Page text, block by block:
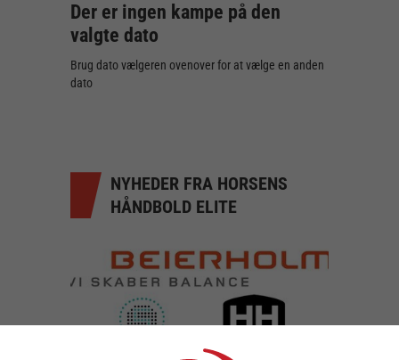
Der er ingen kampe på den
valgte dato
Brug dato vælgeren ovenover for at vælge en anden
dato
NYHEDER FRA HORSENS
HÅNDBOLD ELITE